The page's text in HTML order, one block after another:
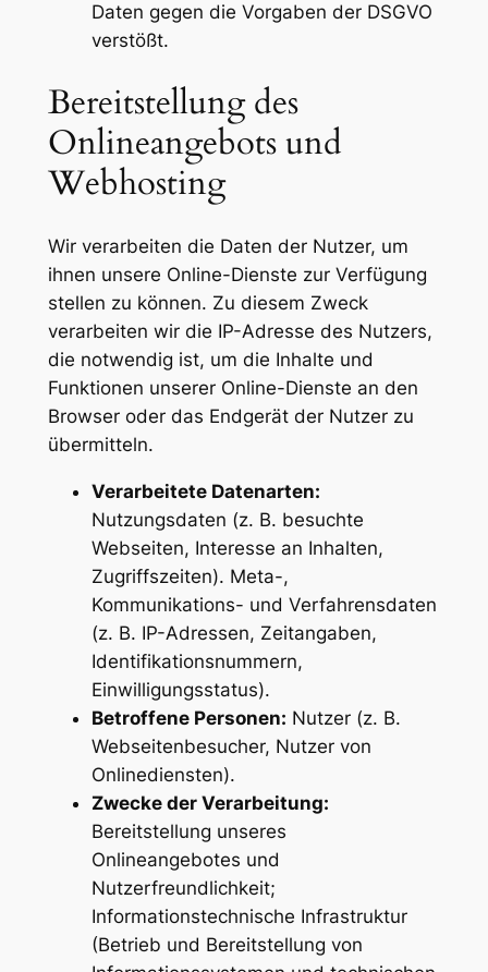
Daten gegen die Vorgaben der DSGVO
verstößt.
Bereitstellung des
Onlineangebots und
Webhosting
Wir verarbeiten die Daten der Nutzer, um
ihnen unsere Online-Dienste zur Verfügung
stellen zu können. Zu diesem Zweck
verarbeiten wir die IP-Adresse des Nutzers,
die notwendig ist, um die Inhalte und
Funktionen unserer Online-Dienste an den
Browser oder das Endgerät der Nutzer zu
übermitteln.
Verarbeitete Datenarten:
Nutzungsdaten (z. B. besuchte
Webseiten, Interesse an Inhalten,
Zugriffszeiten). Meta-,
Kommunikations- und Verfahrensdaten
(z. B. IP-Adressen, Zeitangaben,
Identifikationsnummern,
Einwilligungsstatus).
Betroffene Personen: Nutzer (z. B.
Webseitenbesucher, Nutzer von
Onlinediensten).
Zwecke der Verarbeitung:
Bereitstellung unseres
Onlineangebotes und
Nutzerfreundlichkeit;
Informationstechnische Infrastruktur
(Betrieb und Bereitstellung von